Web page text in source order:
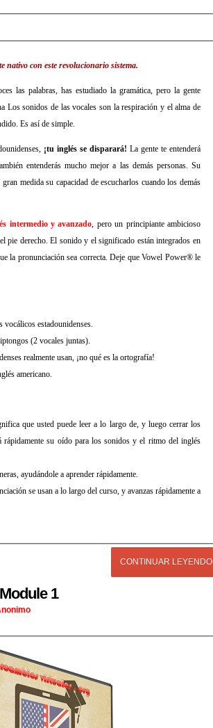
nativo con este revolucionario sistema.
las palabras, has estudiado la gramática, pero la gente
Los sonidos de las vocales son la respiración y el alma de
Es así de simple.
¡tu inglés se disparará! La gente te entenderá
entenderás mucho mejor a las demás personas. Su
medida su capacidad de escucharlos cuando los demás
intermedio y avanzado , pero un principiante ambicioso
pie derecho. El sonido y el significado están integrados en
la pronunciación sea correcta. Deje que Vowel Power® le
estadounidenses.
(2 vocales juntas).
realmente usan, ¡no qué es la ortografía!
americano.
que usted puede leer a lo largo de, y luego cerrar los
rápidamente su oído para los sonidos y el ritmo del inglés
ayudándole a aprender rápidamente.
se usan a lo largo del curso, y avanzas rápidamente a
CONTINUAR LEYENDO
1